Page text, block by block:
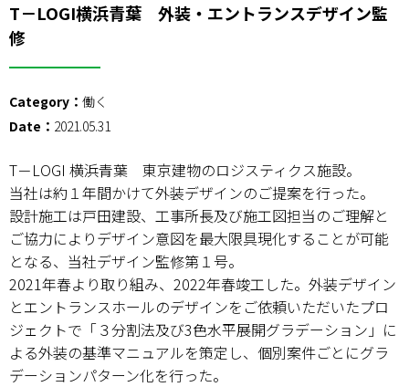
T－LOGI横浜青葉 外装・エントランスデザイン監
修
Category： 働く
Date： 2021.05.31
T－LOGI 横浜青葉 東京建物のロジスティクス施設。
当社は約１年間かけて外装デザインのご提案を行った。
設計施工は戸田建設、工事所長及び施工図担当のご理解と
ご協力によりデザイン意図を最大限具現化することが可能
となる、当社デザイン監修第１号。
2021年春より取り組み、2022年春竣工した。外装デザイン
とエントランスホールのデザインをご依頼いただいたプロ
ジェクトで「３分割法及び3色水平展開グラデーション」に
よる外装の基準マニュアルを策定し、個別案件ごとにグラ
デーションパターン化を行った。